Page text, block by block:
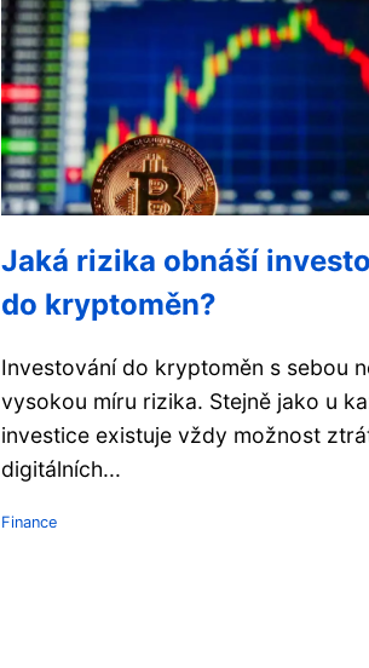
Jaká rizika obnáší
do kryptoměn?
Investování do kryptoměn s sebou
vysokou míru rizika. Stejně jako u
investice existuje vždy možnost
digitálních...
Finance